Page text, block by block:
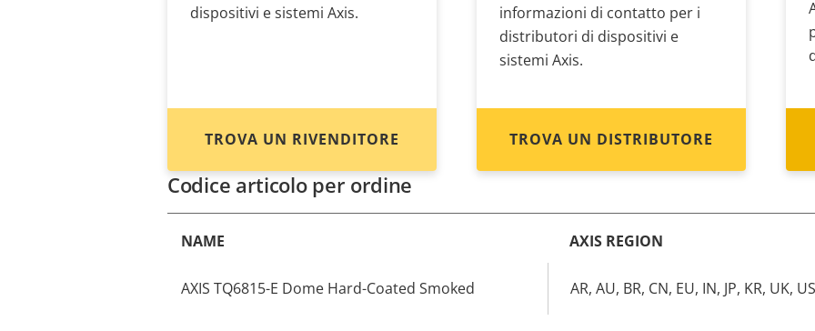
dispositivi e sistemi Axis.
TROVA UN RIVENDITORE
informazioni di contatto per i
distributori di dispositivi e
sistemi Axis.
TROVA UN DISTRIBUTORE
Codice articolo per ordine
NAME AXIS REGION
AXIS TQ6815-E Dome Hard-Coated Smoked AR, AU, BR, CN, EU, IN, JP, KR, UK, US